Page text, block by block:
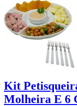
Kit
Molheira E 6